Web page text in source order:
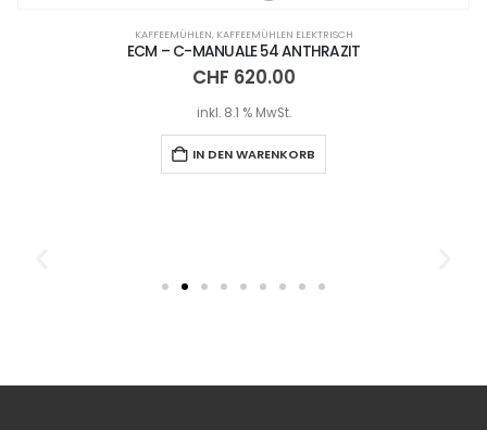
KAFFEEMÜHLEN, KAFFEEMÜHLEN ELEKTRISCH
ECM – C-MANUALE 54 ANTHRAZIT
CHF 620.00
inkl. 8.1 % MwSt.
IN DEN WARENKORB